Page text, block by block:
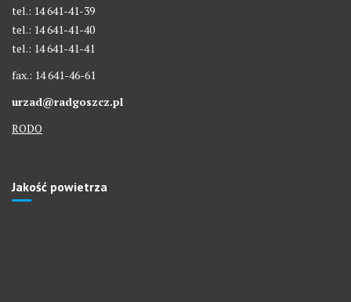
tel.: 14 641-41-39
tel.: 14 641-41-40
tel.: 14 641-41-41
fax.: 14 641-46-61
urzad@radgoszcz.pl
RODO
Jakość powietrza